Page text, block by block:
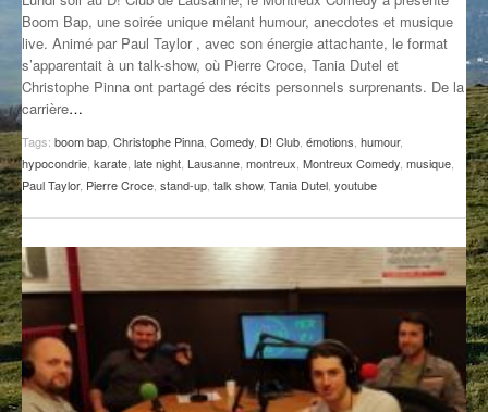
GROOVE N SUN
IL ÉTAIT UNE FOIS
L’ASTUCE DE LA PORTE EN BOIS
LA FABRIK POÉTIK
LA SOUTERRAINE
MUSIQUE DES ANTIPODES
NOS ANCIENS
PLUS DE MIX
Boom Bap, une soirée unique mêlant humour, anecdotes et musique
live. Animé par Paul Taylor , avec son énergie attachante, le format
s’apparentait à un talk-show, où Pierre Croce, Tania Dutel et
Christophe Pinna ont partagé des récits personnels surprenants. De la
carrière…
Tags: boom bap Christophe Pinna Comedy D! Club émotions humour,
hypocondrie karate late night Lausanne montreux Montreux Comedy musique
Paul Taylor, Pierre Croce stand-up talk show, Tania Dutel youtube